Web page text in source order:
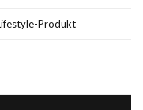
Produkt